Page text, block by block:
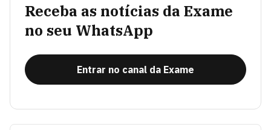
Receba as notícias da Exame
no seu WhatsApp
Entrar no canal da Exame